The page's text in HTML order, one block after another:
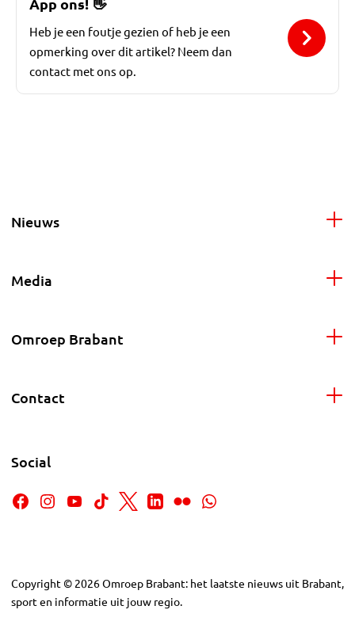
Heb je een foutje gezien of heb je een
opmerking over dit artikel? Neem dan
contact met ons op.
Nieuws
Media
Omroep Brabant
Contact
Social
Copyright © 2026Omroep Brabant: het laatste nieuws uit Brabant,
sport en informatie uit jouw regio.